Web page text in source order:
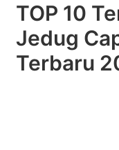
TOP 10
Jedug
Terbaru